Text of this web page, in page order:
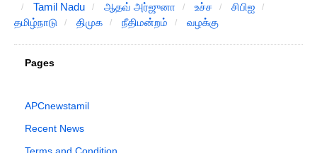
Tamil Nadu
ஆதவ் அர்ஜுனா உச்ச
சிபிஐ
தமிழ்நாடு
திமுக நீதிமன்றம் வழக்கு
Pages
APCnewstamil
Recent News